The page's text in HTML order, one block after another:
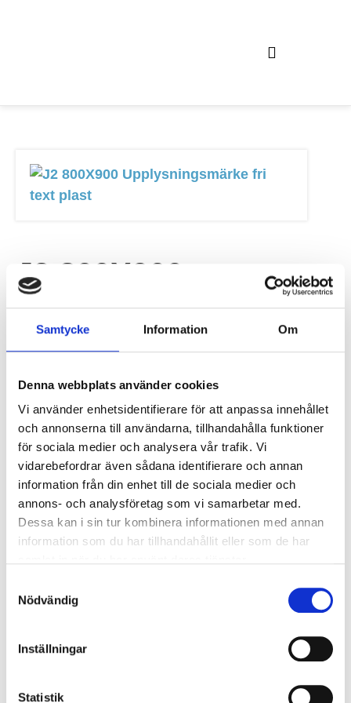
Samtycke Information Om
Denna webbplats använder cookies
Vi använder enhetsidentifierare för att anpassa innehållet
och annonserna till användarna, tillhandahålla funktioner
för sociala medier och analysera vår trafik. Vi
vidarebefordrar även sådana identifierare och annan
information från din enhet till de sociala medier och
annons- och analysföretag som vi samarbetar med.
Dessa kan i sin tur kombinera informationen med annan
information som du har tillhandahållit eller som de har
Nödvändig
Inställningar
Statistik
J2 800X900
Upplysningsmärke fri
text plast
Trafikmärke J2 800x900 Upplysningsmärke fri text.
Plast
Artikelnummer
0423017
Teknisk information
Längd
Bredd